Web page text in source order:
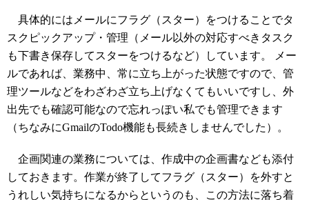
具体的にはメールにフラグ（ スター）をつけることでタ
スクピックアップ・管理（メール以外の対応すべきタスク
も下書き保存してスターをつけるなど）しています。 メー
ルであれば、業務中、常に立ち上がった状態ですので、管
理ツールなどをわざわざ立ち上げなくてもいいですし、外
出先でも確認可能なので忘れっぽい私でも管理できます
（ちなみにGmailのTodo機能も長続きしませんでした）。
企画関連の業務については、作成中の企画書なども添付
しておきます。作業が終了してフラグ（スター）を外すと
うれしい気持ちになるからというのも、この方法に落ち着